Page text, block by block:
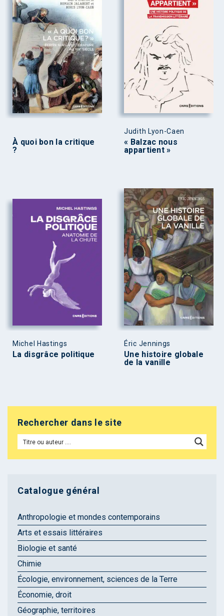
À quoi bon la critique
?
Judith Lyon-Caen
« Balzac nous
appartient »
Michel Hastings
La disgrâce politique
Éric Jennings
Une histoire globale
de la vanille
Rechercher dans le site
Catalogue général
Anthropologie et mondes contemporains
Arts et essais littéraires
Biologie et santé
Chimie
Écologie, environnement, sciences de la Terre
Économie, droit
Géographie, territoires